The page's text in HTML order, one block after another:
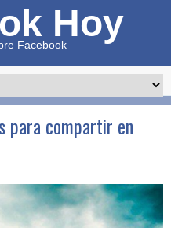
Hoy
Facebook
para compartir en